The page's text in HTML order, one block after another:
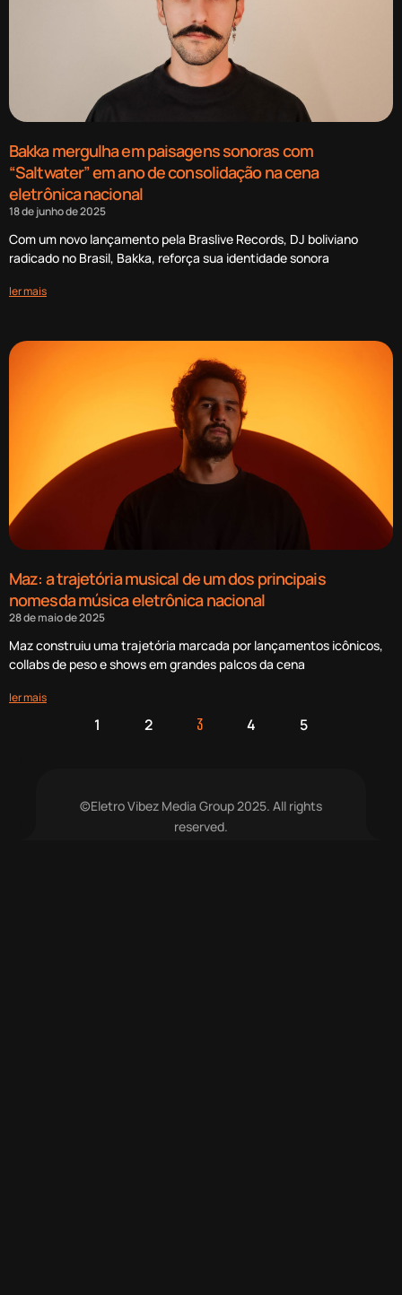
Bakka mergulha em paisagens sonoras com
“Saltwater” em ano de consolidação na cena
eletrônica nacional
18 de junho de 2025
Com um novo lançamento pela Braslive Records, DJ boliviano
radicado no Brasil, Bakka, reforça sua identidade sonora
ler mais
Maz: a trajetória musical de um dos principais
nomesda música eletrônica nacional
28 de maio de 2025
Maz construiu uma trajetória marcada por lançamentos icônicos,
collabs de peso e shows em grandes palcos da cena
ler mais
1 2 3 4 5
©Eletro Vibez Media Group 2025. All rights
reserved.